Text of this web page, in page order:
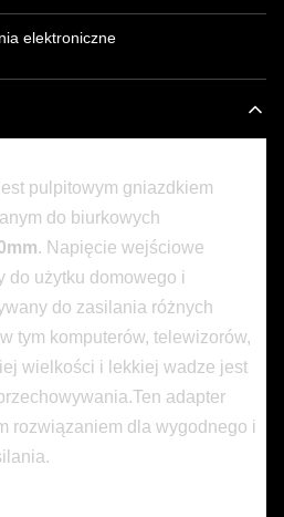
elektroniczne
pulpitowym gniazdkiem
do biurkowych
. Napięcie wejściowe
do użytku domowego i
do zasilania różnych
tym komputerów, telewizorów,
wielkości i lekkiej wadze jest
adapter
rozwiązaniem dla wygodnego i